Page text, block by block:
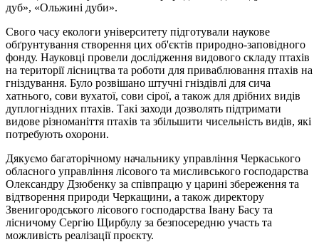
дуб», «Ольжині дуби».
Свого часу екологи університету підготували наукове
обґрунтування створення цих об'єктів природно-заповідного
фонду. Науковці провели дослідження видового складу птахів
на території лісництва та роботи для приваблювання птахів на
гніздування. Було розвішано штучні гніздівлі для сича
хатнього, сови вухатої, сови сірої, а також для дрібних видів
дуплогніздних птахів. Такі заходи дозволять підтримати
видове різноманіття птахів та збільшити чисельність видів, які
потребують охорони.
Дякуємо багаторічному начальнику управління Черкаського
обласного управління лісового та мисливського господарства
Олександру Дзюбенку за співпрацю у царині збереження та
відтворення природи Черкащини, а також директору
Звенигородського лісового господарства Івану Басу та
лісничому Сергію Щирбулу за безпосередню участь та
можливість реалізації проєкту.